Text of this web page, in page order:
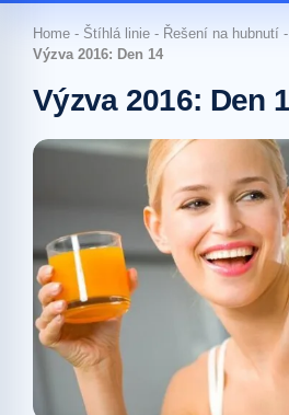
Home - Štíhlá linie - Řešení na hubnutí -
Výzva 2016: Den 14
Výzva 2016: Den